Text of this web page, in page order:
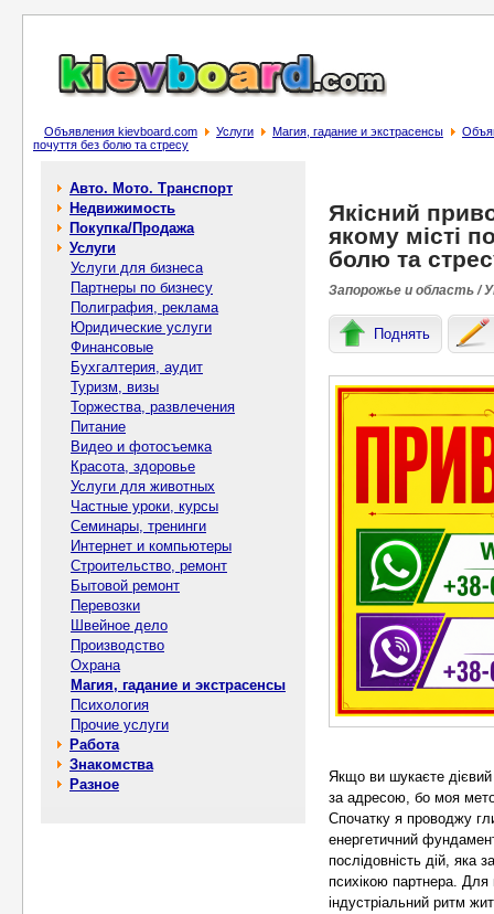
Объявления kievboard.com Услуги Магия, гадание и экстрасенсы
почуття без болю та стресу
Авто. Мото. Транспорт
Недвижимость
Покупка/Продажа
Услуги
Услуги для бизнеса
Партнеры по бизнесу
Полиграфия, реклама
Юридические услуги
Финансовые
Бухгалтерия, аудит
Туризм, визы
Торжества, развлечения
Питание
Видео и фотосъемка
Красота, здоровье
Услуги для животных
Частные уроки, курсы
Семинары, тренинги
Интернет и компьютеры
Строительство, ремонт
Бытовой ремонт
Перевозки
Швейное дело
Производство
Охрана
Магия, гадание и экстрасенсы
Психология
Прочие услуги
Работа
Знакомства
Разное
Якісний
якому місті
болю та
Запорожье и область /
Поднять
Якщо ви шукаєте
за адресою, бо моя
Спочатку я проводжу
енергетичний
послідовність дій, яка
психікою партнера. Для
індустріальний ритм